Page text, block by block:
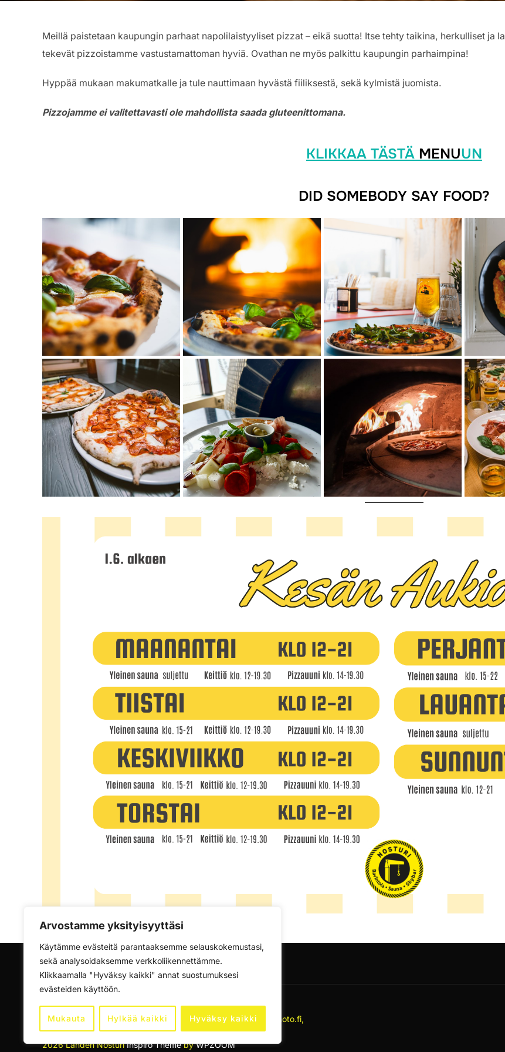
Arvostamme yksityisyyttäsi
Käytämme evästeitä parantaaksemme selauskokemustasi,
sekä analysoidaksemme verkkoliikennettämme.
Klikkaamalla "Hyväksy kaikki" annat suostumuksesi
evästeiden käyttöön.
Mukauta Hylkää kaikki Hyväksy kaikki
Meillä paistetaan kaupungin parhaat napolilaistyyliset pizzat – eikä suotta! Itse tehty taikina, herkulliset ja
tekevät pizzoistamme vastustamattoman hyviä. Ovathan ne myös palkittu kaupungin parhaimpina!
Hyppää mukaan makumatkalle ja tule nauttimaan hyvästä fiiliksestä, sekä kylmistä juomista.
Pizzojamme ei valitettavasti ole mahdollista saada gluteenittomana.
KLIKKAA TÄSTÄ MENUUN
DID SOMEBODY SAY FOOD?
Lataa Tietosuojaseloste tästä
Copyright © Verkkosivujen kuvat: @lahdennosturi, @strandphoto.fi,
@creativephotosbyfrans & @snabuphoto
2026 Lahden NosturiInspiro ThemebyWPZOOM